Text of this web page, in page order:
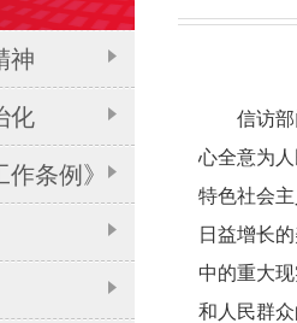
神
化
条例》
信访
心全意为
特色社会
日益增长
中的重大
和人民群